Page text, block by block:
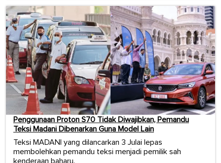
Penggunaan Proton S70 Tidak Diwajibkan, Pemandu
Teksi Madani Dibenarkan Guna Model Lain
Teksi MADANI yang dilancarkan 3 Julai lepas
membolehkan pemandu teksi menjadi pemilik sah
kenderaan baharu.